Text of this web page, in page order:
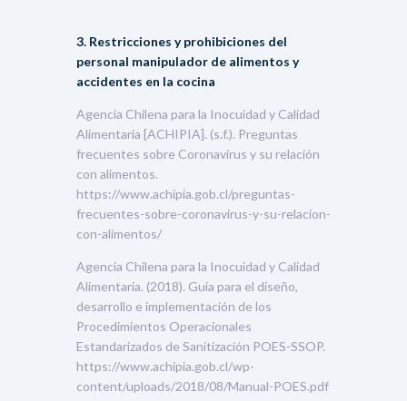
3. Restricciones y prohibiciones del
personal manipulador de alimentos y
accidentes en la cocina
Agencia Chilena para la Inocuidad y Calidad
Alimentaria [ACHIPIA]. (s.f.). Preguntas
frecuentes sobre Coronavirus y su relación
con alimentos.
https://www.achipia.gob.cl/preguntas-
frecuentes-sobre-coronavirus-y-su-relacion-
con-alimentos/
Agencia Chilena para la Inocuidad y Calidad
Alimentaria. (2018). Guía para el diseño,
desarrollo e implementación de los
Procedimientos Operacionales
Estandarizados de Sanitización POES-SSOP.
https://www.achipia.gob.cl/wp-
content/uploads/2018/08/Manual-POES.pdf